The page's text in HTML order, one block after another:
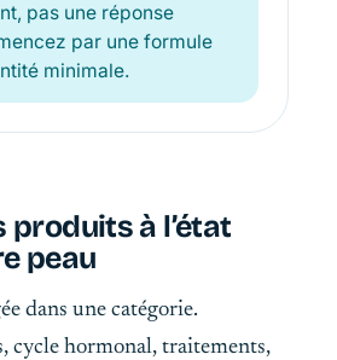
pas une réponse
par une formule
minimale.
produits à l’état
peau
dans une catégorie.
cycle hormonal, traitements,